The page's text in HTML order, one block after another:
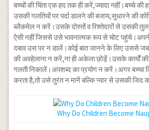
बच्चों की चिंता एक हद तक ही करें,ज्यादा नहीं।बच्चे की
उसकी गलतियों पर पर्दा डालने की बजाय,सुधारने की
ब्लैकमेल न करें।उसके दोस्तों व रिश्तेदारों से उसकी
ऐसी नहीं जिससे उसे भावनात्मक रूप से चोट
दबाव उस पर न डालें।कोई बात जानने के लिए उससे
की अवहेलाना न करें,ना ही अकेला छोड़ें।उसके कार्यों
गलती निकालें।अपशब्द का प्रयोग न करें।अगर बच्चा
करता है,तो उसे तुरंत न मानें बल्कि प्यार से उसकी जिद
Why Do Children Become